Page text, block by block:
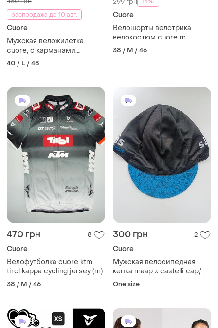
распродажа до 10 авг.
Cuore
Мужская веложилетка
cuore, с карманами,
состояние на фото.
размер-l
40 / L / 48
299 грн
Cuore
Велошорты велотрика
велокостюм cuore m
38 / M / 46
470 грн 8
Cuore
Велофутболка cuore ktm
tirol kappa cycling jersey (m)
38 / M / 46
300 грн 2
Cuore
Мужская велосипедная
кепка maap x castelli cap/
велокепка/для езды на
One size